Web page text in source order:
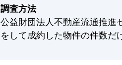
調査方法
公益財団法人不動産流通推進
をして成約した物件の件数だ